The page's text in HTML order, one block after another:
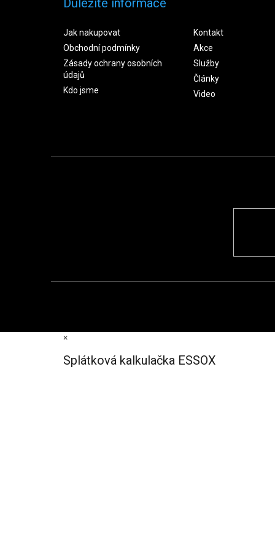
Důležité informace
Jak nakupovat
Obchodní podmínky
Zásady ochrany osobních
údajů
Kdo jsme
Kontakt
Akce
Služby
Články
Video
×
Splátková kalkulačka ESSOX